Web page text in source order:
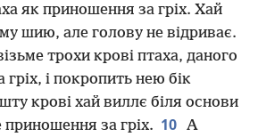
як приношення за гріх. Хай
шию, але голову не відриває.
трохи крові птаха, даного
і покропить нею бік
крові хай виллє біля основи
приношення за гріх. 10 А